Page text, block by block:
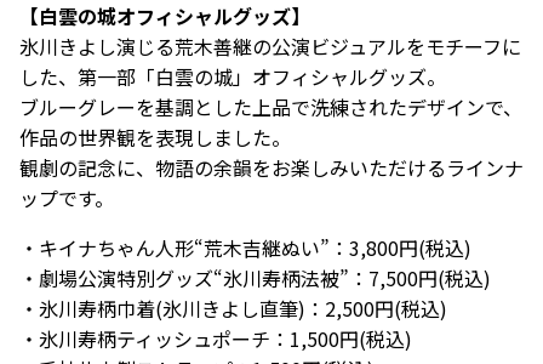
【白雲の城オフィシャルグッズ】
氷川きよし演じる荒木善継の公演ビジュアルをモチーフに
した、第一部「白雲の城」オフィシャルグッズ。
ブルーグレーを基調とした上品で洗練されたデザインで、
作品の世界観を表現しました。
観劇の記念に、物語の余韻をお楽しみいただけるラインナ
ップです。
・キイナちゃん人形“荒木吉継ぬい”：3,800円(税込)
・劇場公演特別グッズ“氷川寿柄法被”：7,500円(税込)
・氷川寿柄巾着(氷川きよし直筆)：2,500円(税込)
・氷川寿柄ティッシュポーチ：1,500円(税込)